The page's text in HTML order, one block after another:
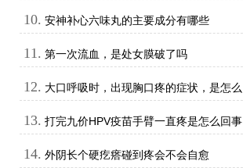
10. 安神补心六味丸的主要成分有哪些
11. 第一次流血，是处女膜破了吗
12. 大口呼吸时，出现胸口疼的症状，是怎么
13. 打完九价HPV疫苗手臂一直疼是怎么回事
14. 外阴长个硬疙瘩碰到疼会不会自愈